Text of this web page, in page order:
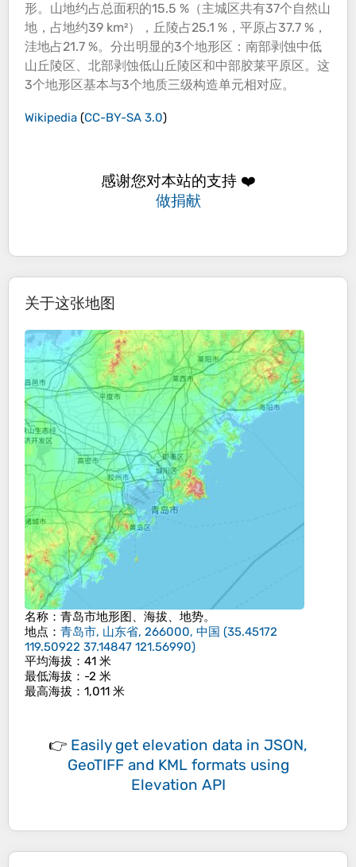
形。山地约占总面积的15.5 %（主城区共有37个自然山
地，占地约39 km²），丘陵占25.1 %，平原占37.7 %，
洼地占21.7 %。 分出明显的3个地形区 ：南部剥蚀中低
山丘陵区、北部剥蚀低山丘陵区和中部胶莱平原区。 这
3个地形区基本与3个地质三级构造单元相对应。
Wikipedia (CC-BY-SA 3.0)
感谢您对本站的支持 ❤️
做捐献
关于这张地图
名称 ： 青岛市地形图、海拔、地势。
地点 ： 青岛市, 山东省, 266000, 中国 (35.45172
119.50922 37.14847 121.56990)
平均海拔 ：41 米
最低海拔 ：-2 米
最高海拔 ：1,011 米
👉 Easily get elevation data in JSON,
GeoTIFF and KML formats using
Elevation API